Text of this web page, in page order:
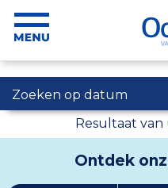
Zoeken op datum
Resultaat
Ontdek